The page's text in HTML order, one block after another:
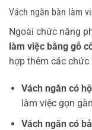
Vách ngăn bàn làm
Ngoài chức năng
làm việc bằng gỗ
hợp thêm các chức
Vách ngăn có
làm việc gọn
Vách ngăn có